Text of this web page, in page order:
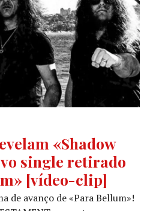
«Shadow
single retirado
[vídeo-clip]
de avanço de «Para Bellum»!